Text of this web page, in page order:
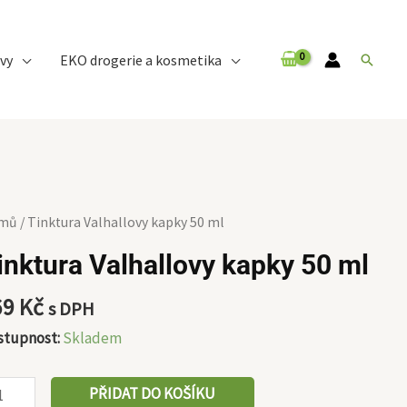
EKO drogerie a kosmetika Hledat
/ Tinktura Valhallovy kapky 50 ml
Valhallovy kapky 50 ml
Kčs DPH
Skladem
PŘIDAT DO KOŠÍKU